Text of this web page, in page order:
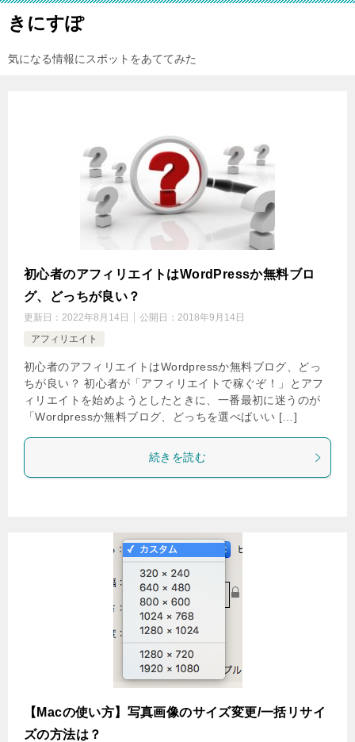
きにすぽ
気になる情報にスポットをあててみた
初心者のアフィリエイトはWordPressか無料ブロ
グ、どっちが良い？
更新日： 2022年8月14日 公開日： 2018年9月14日
アフィリエイト
初心者のアフィリエイトはWordpressか無料ブログ、どっ
ちが良い？ 初心者が「アフィリエイトで稼ぐぞ！」とアフ
ィリエイトを始めようとしたときに、一番最初に迷うのが
「Wordpressか無料ブログ、どっちを選べばいい […]
続きを読む
【Macの使い方】写真画像のサイズ変更/一括リサイ
ズの方法は？